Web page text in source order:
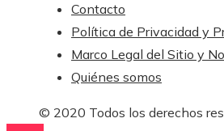
Contacto
Política de Privacidad y
Marco Legal del Sitio y
Quiénes somos
© 2020 Todos los derechos